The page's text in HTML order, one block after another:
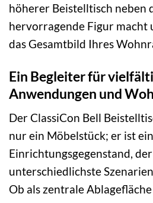
höherer Beistelltisch neben
hervorragende Figur macht
das Gesamtbild Ihres
Ein Begleiter für
Anwendungen und
Der ClassiCon Bell
nur ein Möbelstück; er ist
Einrichtungsgegenstand,
unterschiedlichste
Ob als zentrale